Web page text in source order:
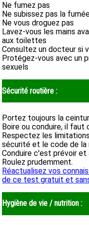
Ne fumez pas
Ne subissez pas la
Ne vous droguez pas
Lavez-vous les mains
aux toilettes
Consultez un docteur si
Protégez-vous avec un
sexuels
Sécurité routière :
Portez toujours la
Boire ou conduire, il faut
Respectez les
sécurité et le code de la
Conduire c'est prévoir et
Roulez prudemment.
Réactualisez vos
de ce test gratuit et
Hygiène de vie / nutrition :